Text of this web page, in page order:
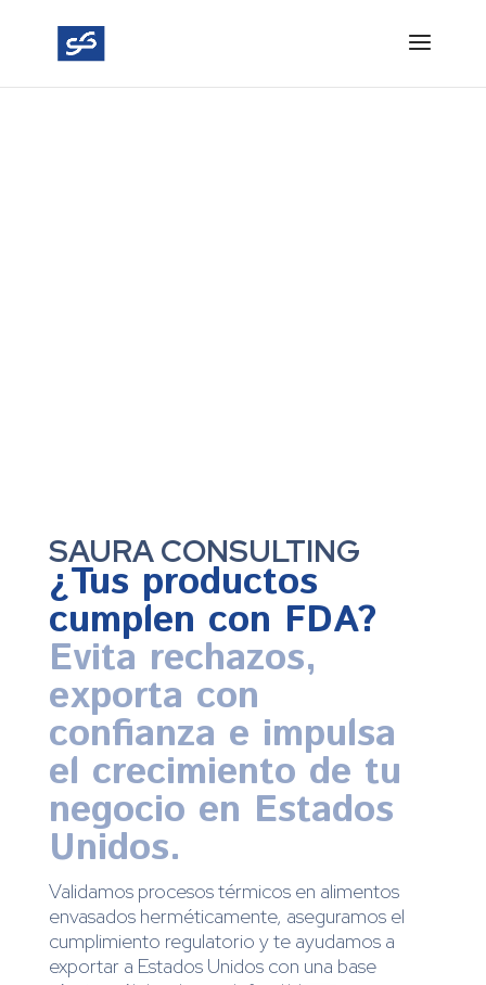
SAURA CONSULTING
¿Tus productos
cumplen con FDA?
Evita rechazos,
exporta con
confianza e impulsa
el crecimiento de tu
negocio en Estados
Unidos.
Validamos procesos térmicos en alimentos
envasados herméticamente, aseguramos el
cumplimiento regulatorio y te ayudamos a
exportar a Estados Unidos con una base